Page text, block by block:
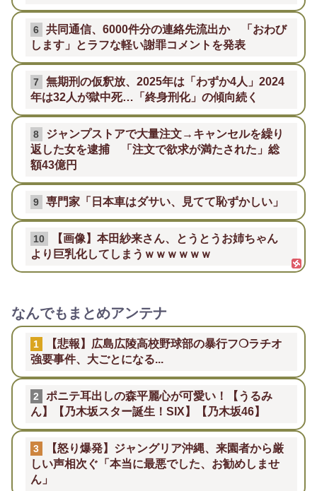
6
共同通信、6000件分の連絡先流出か 「おわび
します」とラフな軽い謝罪コメントを発表
7
無期刑の仮釈放、2025年は「わずか4人」2024
年は32人が獄中死…「終身刑化」の傾向続く
8
ジャンプストアで大量注文→キャンセルを繰り
返した女を逮捕 「注文で欲求が満たされた」総
額43億円
9 専門家「日本車はダサい、見てて恥ずかしい」
10
【画像】本田紗来さん、とうとうお姉ちゃん
より巨乳化してしまうｗｗｗｗｗｗ
なんでもまとめアンテナ
1
【悲報】広島広陵高校野球部の暴行フ❍ラチオ
強要事件、大ごとになる...
2
ポニテ耳出しの森平麗心が可愛い！【うるみ
ん】【乃木坂スター誕生！SIX】【乃木坂46】
3
【怒り爆発】ジャングリア沖縄、来園者から厳
しい声相次ぐ「本当に最悪でした、お勧めしませ
ん」